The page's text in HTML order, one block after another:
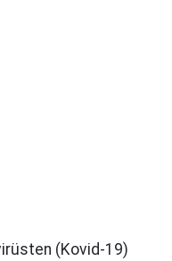
(Kovid-19)